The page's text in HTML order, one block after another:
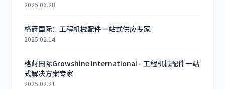
2025.06.28
格莳国际：工程机械配件一站式供应专家
2025.02.14
格莳国际Growshine International - 工程机械配件一站
式解决方案专家
2025.02.21